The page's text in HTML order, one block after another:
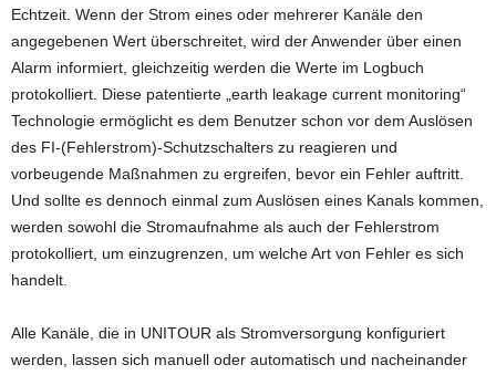
Echtzeit. Wenn der Strom eines oder mehrerer Kanäle den
angegebenen Wert überschreitet, wird der Anwender über einen
Alarm informiert, gleichzeitig werden die Werte im Logbuch
protokolliert. Diese patentierte „earth leakage current monitoring“
Technologie ermöglicht es dem Benutzer schon vor dem Auslösen
des FI-(Fehlerstrom)-Schutzschalters zu reagieren und
vorbeugende Maßnahmen zu ergreifen, bevor ein Fehler auftritt.
Und sollte es dennoch einmal zum Auslösen eines Kanals kommen,
werden sowohl die Stromaufnahme als auch der Fehlerstrom
protokolliert, um einzugrenzen, um welche Art von Fehler es sich
handelt.
Alle Kanäle, die in UNITOUR als Stromversorgung konfiguriert
werden, lassen sich manuell oder automatisch und nacheinander